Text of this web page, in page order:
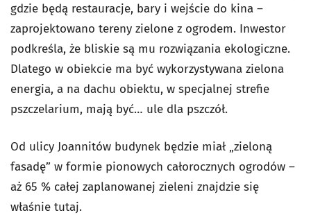
gdzie będą restauracje, bary i wejście do kina –
zaprojektowano tereny zielone z ogrodem. Inwestor
podkreśla, że bliskie są mu rozwiązania ekologiczne.
Dlatego w obiekcie ma być wykorzystywana zielona
energia, a na dachu obiektu, w specjalnej strefie
pszczelarium, mają być… ule dla pszczół.
Od ulicy Joannitów budynek będzie miał „zieloną
fasadę” w formie pionowych całorocznych ogrodów –
aż 65 % całej zaplanowanej zieleni znajdzie się
właśnie tutaj.